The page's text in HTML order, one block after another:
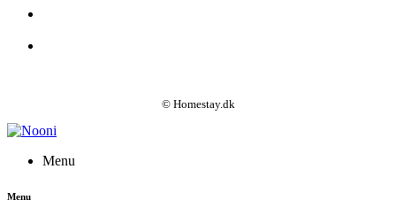
© Homestay.dk
Menu
Menu